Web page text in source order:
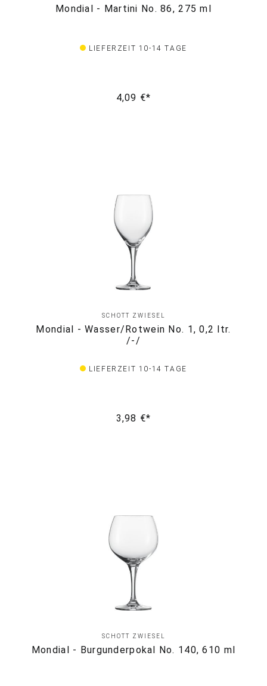
Mondial - Martini No. 86, 275 ml
LIEFERZEIT 10-14 TAGE
4,09 €*
SCHOTT ZWIESEL
Mondial - Wasser/Rotwein No. 1, 0,2 ltr.
/-/
LIEFERZEIT 10-14 TAGE
3,98 €*
SCHOTT ZWIESEL
Mondial - Burgunderpokal No. 140, 610 ml